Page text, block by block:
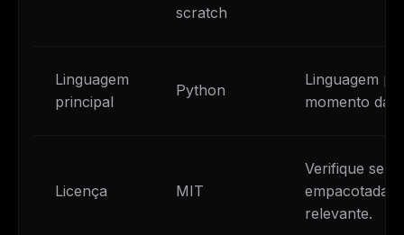
scratch
Linguagem
principal
Python
Linguagem
momento da
Licença MIT
Verifique
empacotadas
relevante.